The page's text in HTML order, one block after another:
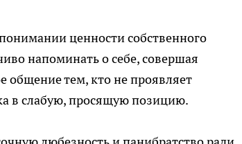
ценности собственного
напоминать о себе, совершая
общение тем, кто не проявляет
в слабую, просящую позицию.